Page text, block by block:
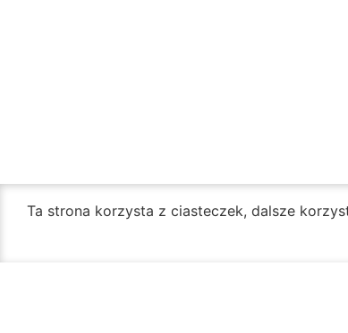
Ta strona korzysta z ciasteczek, dalsze